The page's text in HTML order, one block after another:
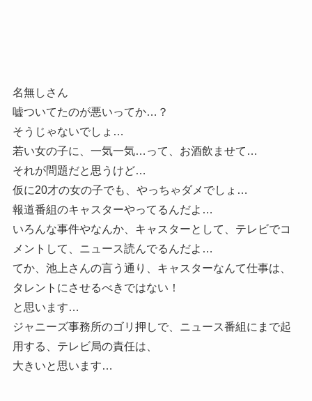
名無しさん
嘘ついてたのが悪いってか…？
そうじゃないでしょ…
若い女の子に、一気一気…って、お酒飲ませて…
それが問題だと思うけど…
仮に20才の女の子でも、やっちゃダメでしょ…
報道番組のキャスターやってるんだよ…
いろんな事件やなんか、キャスターとして、テレビでコ
メントして、ニュース読んでるんだよ…
てか、池上さんの言う通り、キャスターなんて仕事は、
タレントにさせるべきではない！
と思います…
ジャニーズ事務所のゴリ押しで、ニュース番組にまで起
用する、テレビ局の責任は、
大きいと思います…